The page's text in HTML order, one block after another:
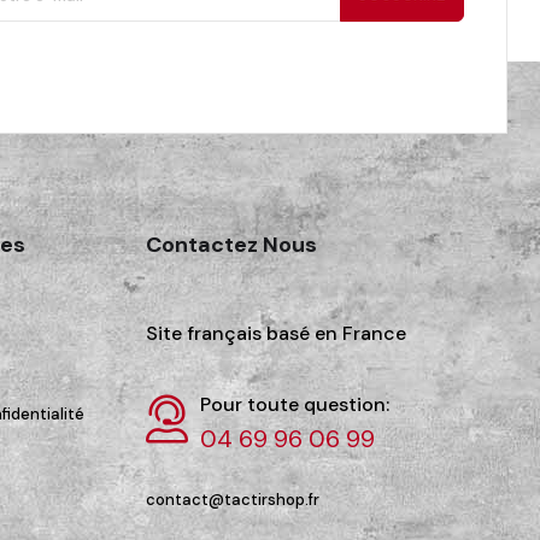
Contactez Nous
Site français basé en France
Pour toute question:
04 69 96 06 99
contact@tactirshop.fr